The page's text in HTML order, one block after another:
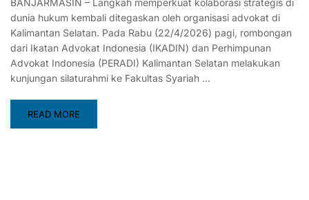
BANJARMASIN – Langkah memperkuat kolaborasi strategis di
dunia hukum kembali ditegaskan oleh organisasi advokat di
Kalimantan Selatan. Pada Rabu (22/4/2026) pagi, rombongan
dari Ikatan Advokat Indonesia (IKADIN) dan Perhimpunan
Advokat Indonesia (PERADI) Kalimantan Selatan melakukan
kunjungan silaturahmi ke Fakultas Syariah …
READ MORE